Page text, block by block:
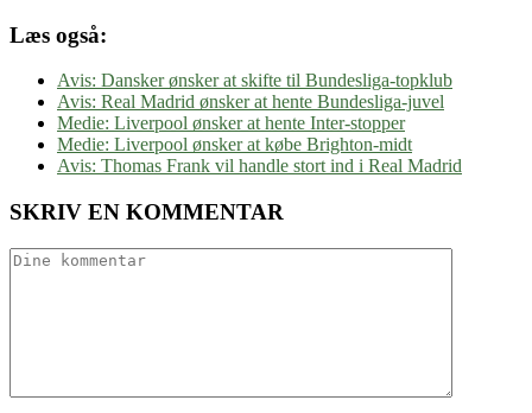
Læs også:
Avis: Dansker ønsker at skifte til Bundesliga-topklub
Avis: Real Madrid ønsker at hente Bundesliga-juvel
Medie: Liverpool ønsker at hente Inter-stopper
Medie: Liverpool ønsker at købe Brighton-midt
Avis: Thomas Frank vil handle stort ind i Real Madrid
SKRIV EN KOMMENTAR